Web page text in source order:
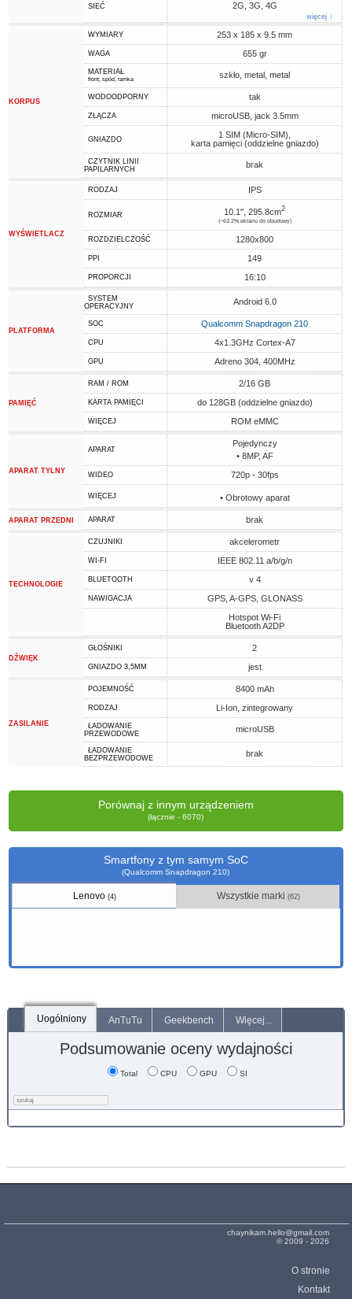
SIEĆ 2G, 3G, 4G
więcej ↓
KORPUS
WYMIARY 253 x 185 x 9.5 mm
WAGA 655 gr
MATERIAŁ
front, spód, ramka szkło, metal, metal
WODOODPORNY tak
ZŁĄCZA microUSB, jack 3.5mm
GNIAZDO
1 SIM (Micro-SIM),
karta pamięci (oddzielne gniazdo)
CZYTNIK LINII
PAPILARNYCH
brak
WYŚWIETLACZ
RODZAJ IPS
ROZMIAR 10.1", 295.8cm2
(~63.2% ekranu do obudowy)
ROZDZIELCZOŚĆ 1280x800
PPI 149
PROPORCJI 16:10
PLATFORMA
SYSTEM
OPERACYJNY
Android 6.0
SOC Qualcomm Snapdragon 210
CPU 4x1.3GHz Cortex-A7
GPU Adreno 304, 400MHz
PAMIĘĆ
RAM / ROM 2/16 GB
KARTA PAMIĘCI do 128GB (oddzielne gniazdo)
WIĘCEJ ROM eMMC
APARAT TYLNY
APARAT
Pojedynczy
• 8MP, AF
WIDEO 720p - 30fps
WIĘCEJ • Obrotowy aparat
APARAT PRZEDNI APARAT brak
TECHNOLOGIE
CZUJNIKI akcelerometr
WI-FI IEEE 802.11 a/b/g/n
BLUETOOTH v 4
NAWIGACJA
GPS, A-GPS, GLONASS
Hotspot Wi-Fi
Bluetooth A2DP
DŹWIĘK
GŁOŚNIKI 2
GNIAZDO 3,5MM jest
ZASILANIE
POJEMNOŚĆ 8400 mAh
RODZAJ Li-Ion, zintegrowany
ŁADOWANIE
PRZEWODOWE
microUSB
ŁADOWANIE
BEZPRZEWODOWE
brak
Porównaj z innym urządzeniem
(łącznie - 6070)
Smartfony z tym samym SoC
(Qualcomm Snapdragon 210)
Lenovo (4) Wszystkie marki (62)
Uogólniony AnTuTu Geekbench Więcej...
Podsumowanie oceny wydajności
Total CPU GPU SI
chaynikam.hello@gmail.com
© 2009 - 2026
O stronie
Kontakt